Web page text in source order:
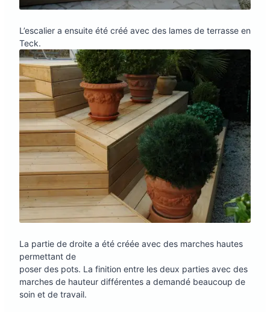
L’escalier a ensuite été créé avec des lames de terrasse en
Teck.
La partie de droite a été créée avec des marches hautes
permettant de
poser des pots. La finition entre les deux parties avec des
marches de hauteur différentes a demandé beaucoup de
soin et de travail.